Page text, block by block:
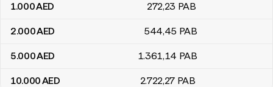
1.000AED 272,23 PAB
2.000AED 544,45 PAB
5.000AED 1.361,14 PAB
10.000AED 2.722,27 PAB